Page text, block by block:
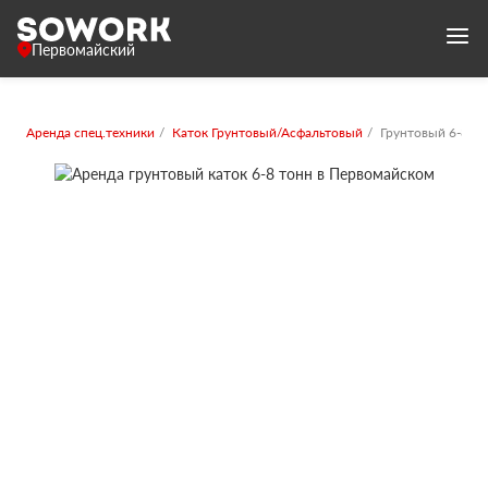
Первомайский
Аренда спец.техники Каток Грунтовый/Асфальтовый Грунтовый 6-8